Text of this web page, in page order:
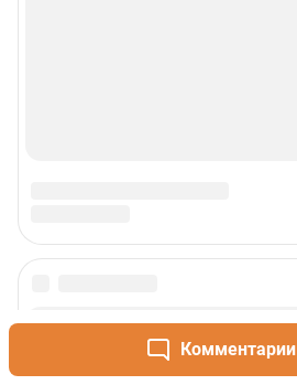
Комментарии
Рубрики